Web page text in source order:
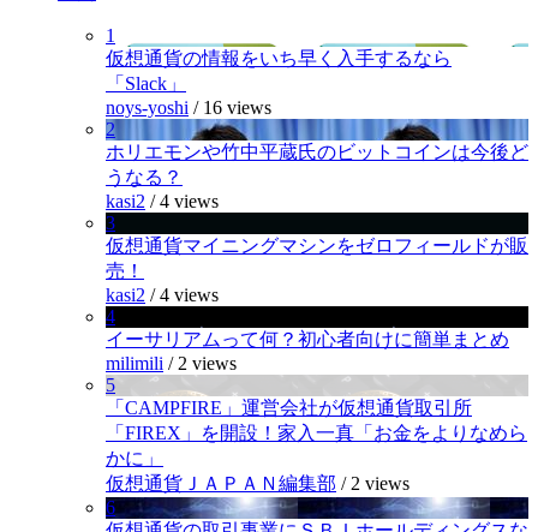
1
仮想通貨の情報をいち早く入手するなら
「Slack」
noys-yoshi / 16 views
2
ホリエモンや竹中平蔵氏のビットコインは今後ど
うなる？
kasi2 /4 views
3
仮想通貨マイニングマシンをゼロフィールドが販
売！
kasi2 /4 views
4
イーサリアムって何？初心者向けに簡単まとめ
milimili / 2 views
5
「CAMPFIRE」運営会社が仮想通貨取引所
「FIREX」を開設！家入一真「お金をよりなめら
かに」
仮想通貨ＪＡＰＡＮ編集部 / 2 views
6